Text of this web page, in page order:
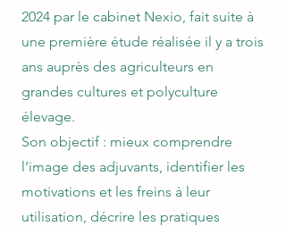
2024 par le cabinet Nexio, fait suite à
une première étude réalisée il y a trois
ans auprès des agriculteurs en
grandes cultures et polyculture
élevage.
Son objectif : mieux comprendre
l’image des adjuvants, identifier les
motivations et les freins à leur
utilisation, décrire les pratiques